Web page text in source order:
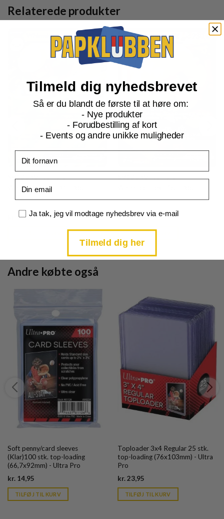
Relaterede produkter
SV10.5 White Flare
Whimsicott ex - 005/086
30,00Current
SV10.5 White Flare
kr.325,00Current
is:
TILFØJ TIL KURV
Andre købte også
Soft penny/card sleeves
(Klar)100 stk. top-loading
(66,7x92mm) - Ultra Pro
kr. 14,95
is:
kr. 39,95.
TILFØJ TIL KURV
Toploader 3x4 Regular 25 stk.
top-loading (76x103mm) - Ultra
Pro
kr.23,95Current
is:
kr. 39,95.
TILFØJ TIL KURV
Tilmeld dig nyhedsbrevet
Så er du blandt de første til at høre om:
- Nye produkter
- Forudbestilling af kort
- Events og andre unikke muligheder
Samtykke
Ja tak, jeg vil modtage nyhedsbrev via e-mail
Tilmeld dig her